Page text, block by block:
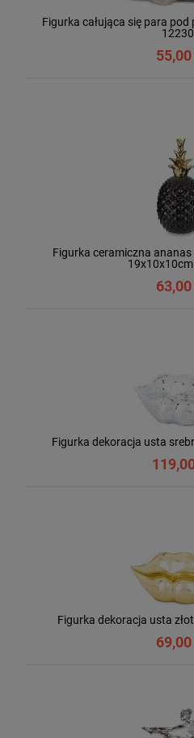
Figurka całująca się para
55,00
Figurka ceramiczna
63,00
Figurka dekoracja usta
Figurka dekoracja usta
69,00